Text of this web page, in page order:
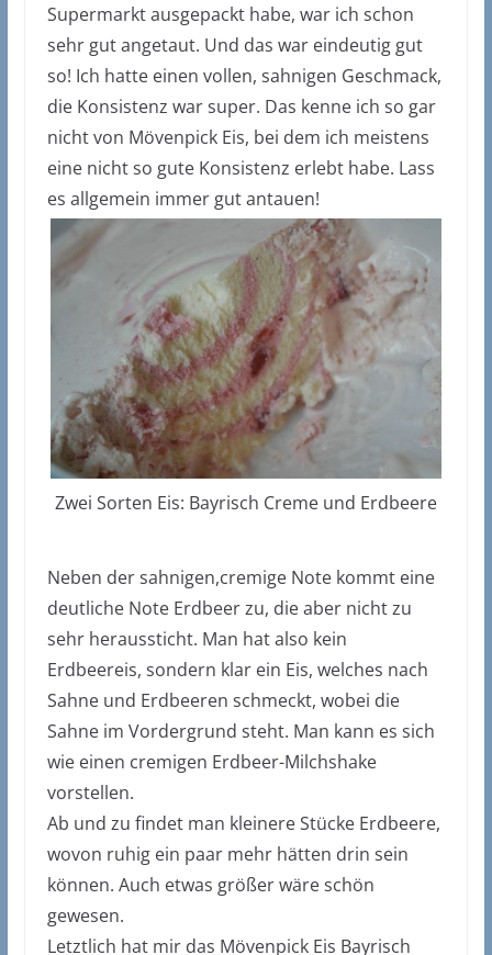
Supermarkt ausgepackt habe, war ich schon
sehr gut angetaut. Und das war eindeutig gut
so! Ich hatte einen vollen, sahnigen Geschmack,
die Konsistenz war super. Das kenne ich so gar
nicht von Mövenpick Eis, bei dem ich meistens
eine nicht so gute Konsistenz erlebt habe. Lass
es allgemein immer gut antauen!
Zwei Sorten Eis: Bayrisch Creme und Erdbeere
Neben der sahnigen,cremige Note kommt eine
deutliche Note Erdbeer zu, die aber nicht zu
sehr heraussticht. Man hat also kein
Erdbeereis, sondern klar ein Eis, welches nach
Sahne und Erdbeeren schmeckt, wobei die
Sahne im Vordergrund steht. Man kann es sich
wie einen cremigen Erdbeer-Milchshake
vorstellen.
Ab und zu findet man kleinere Stücke Erdbeere,
wovon ruhig ein paar mehr hätten drin sein
können. Auch etwas größer wäre schön
gewesen.
Letztlich hat mir das Mövenpick Eis Bayrisch